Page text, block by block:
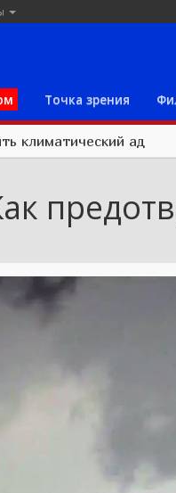
Точка зрения
климатический ад